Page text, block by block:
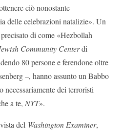
ciò nonostante
delle celebrazioni natalizie». Un
di come «Hezbollah
Community Centerdi
80 persone e ferendone oltre
–, hanno assunto un Babbo
necessariamente dei terroristi
a te, NYT».
del Washington Examiner,